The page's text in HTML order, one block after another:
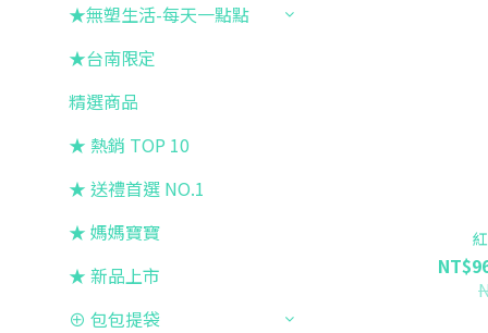
★無塑生活-每天一點點
★台南限定
精選商品
★ 熱銷 TOP 10
★ 送禮首選 NO.1
★ 媽媽寶寶
★ 新品上市
⊕ 包包提袋